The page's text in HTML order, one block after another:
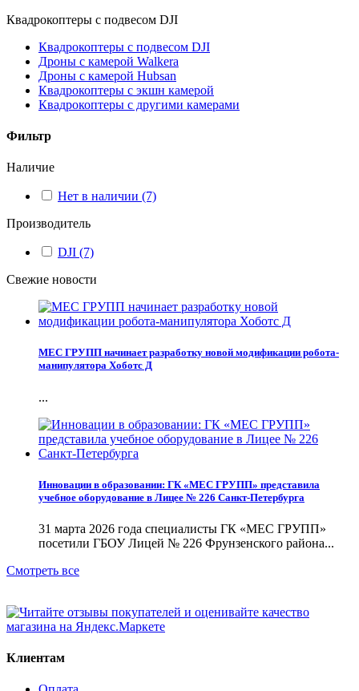
Квадрокоптеры с подвесом DJI
Квадрокоптеры с подвесом DJI
Дроны с камерой Walkera
Дроны с камерой Hubsan
Квадрокоптеры с экшн камерой
Квадрокоптеры с другими камерами
Фильтр
Наличие
Нет в наличии (7)
Производитель
DJI (7)
Свежие новости
МЕС ГРУПП начинает разработку новой модификации робота-
манипулятора Хоботс Д
...
Инновации в образовании: ГК «МЕС ГРУПП» представила
учебное оборудование в Лицее № 226 Санкт-Петербурга
31 марта 2026 года специалисты ГК «МЕС ГРУПП»
посетили ГБОУ Лицей № 226 Фрунзенского района...
Смотреть все
Клиентам